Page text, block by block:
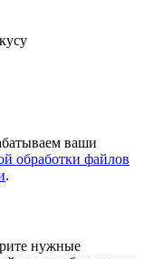
ваши
обработки файлов
.
нужные